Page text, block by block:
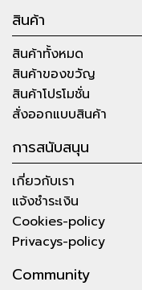
สินค้า
สินค้าทั้งหมด
สินค้าของขวัญ
สินค้าโปรโมชั่น
สั่งออกแบบสินค้า
การสนับสนุน
เกี่ยวกับเรา
แจ้งชำระเงิน
Cookies-policy
Privacys-policy
Community